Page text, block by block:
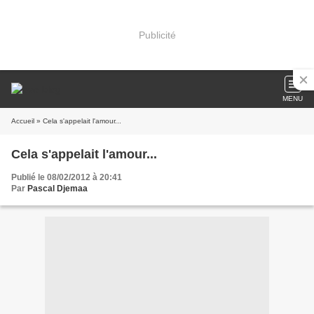
Publicité
MENU
Accueil » Cela s'appelait l'amour...
Cela s'appelait l'amour...
Publié le 08/02/2012 à 20:41
Par Pascal Djemaa